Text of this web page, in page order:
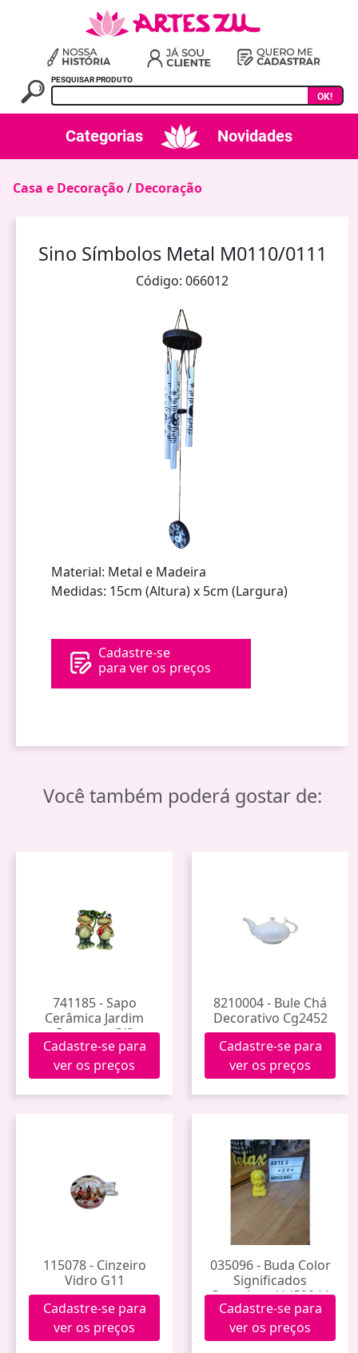
PESQUISAR PRODUTO
OK!
Categorias Novidades
Casa e Decoração/ Decoração
Sino Símbolos Metal M0110/0111
Código: 066012
Material: Metal e Madeira
Medidas: 15cm (Altura) x 5cm (Largura)
Cadastre-se
para ver os preços
Você também poderá gostar de:
741185 - Sapo
Cerâmica Jardim
Pequeno C/2
(981007-4) 48
Cadastre-se para
ver os preços
8210004 - Bule Chá
Decorativo Cg2452
Cadastre-se para
ver os preços
115078 - Cinzeiro
Vidro G11
Cadastre-se para
ver os preços
035096 - Buda Color
Significados
Porcelana Hd52944
Cadastre-se para
ver os preços